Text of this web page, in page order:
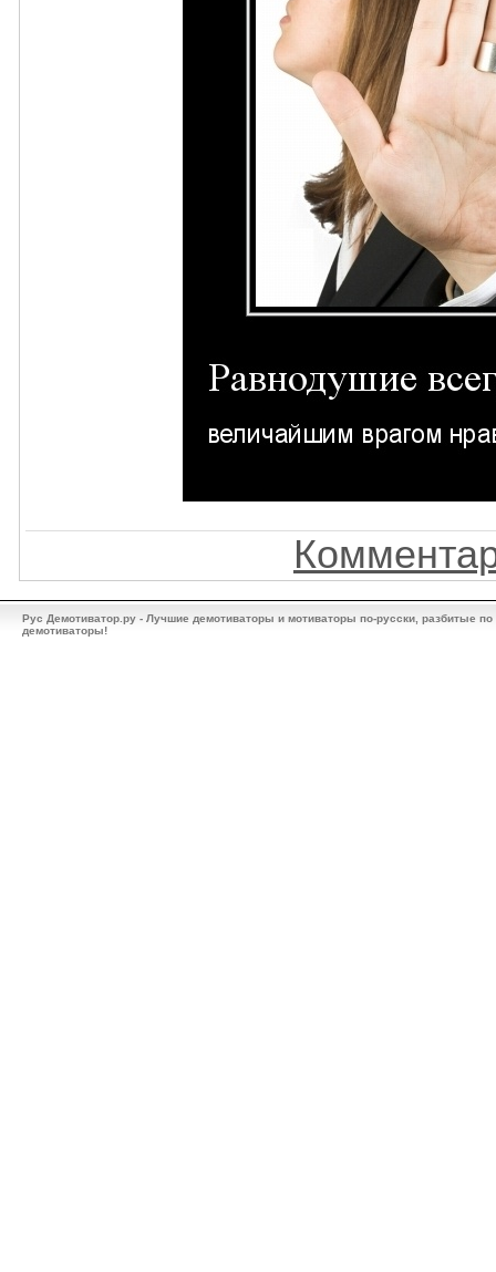
Рус Демотиватор.ру - Лучшие демотиваторы и мотиваторы по-русски, разбитые
демотиваторы!